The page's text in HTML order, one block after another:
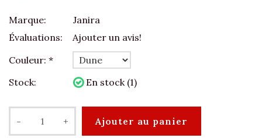
Marque:
Janira
Évaluations:
Ajouter un avis!
Couleur: *
Stock:
En stock (1)
- + Ajouter au panier